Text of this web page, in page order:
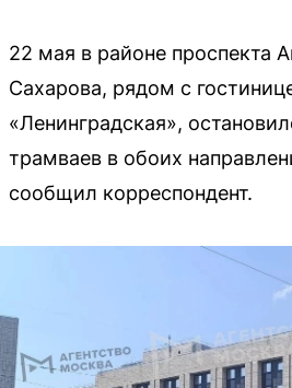
22 мая в районе проспекта
Сахарова, рядом с
«Ленинградская»,
трамваев в обоих
сообщил корреспондент.